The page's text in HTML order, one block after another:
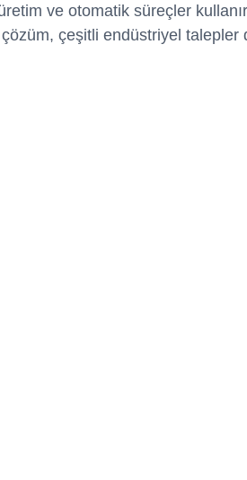
ve otomatik süreçler
çeşitli endüstriyel